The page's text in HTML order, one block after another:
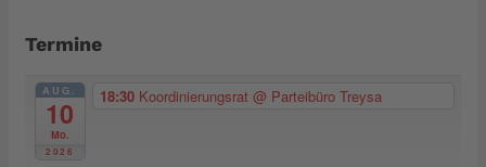
Termine
AUG.
10
Mo.
2026
18:30 Koordinierungsrat @ Parteibüro Treysa